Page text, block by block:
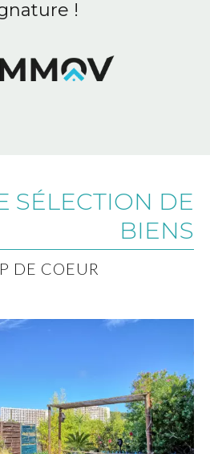
!
SÉLECTION DE
BIENS
DE COEUR